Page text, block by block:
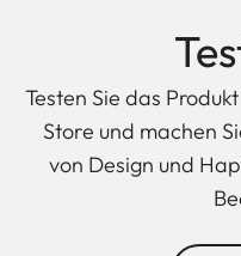
Testen Sie das
Store und machen
von Design und